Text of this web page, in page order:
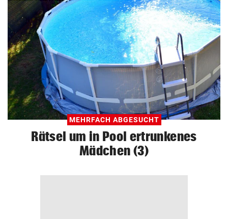
MEHRFACH ABGESUCHT
Rätsel um in Pool ertrunkenes
Mädchen (3)